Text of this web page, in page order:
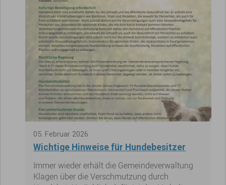
05. Februar 2026
Wichtige Hinweise für Hundebesitzer
Immer wieder erhält die Gemeindeverwaltung
Klagen über die Verschmutzung durch